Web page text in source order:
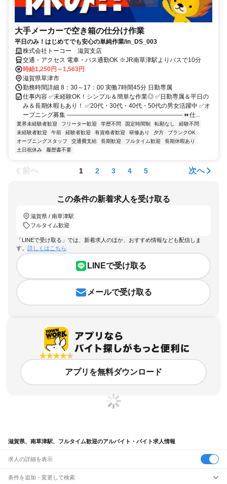
大手メーカーで空き箱の仕分け作業
平日のみ！はじめてでも安心の単純作業/in_DS_003
株式会社トーコー 滋賀支店
交通・アクセス 電車・バス通勤OK ※JR南草津駅よりバスで10分
時給1,250円～1,563円
滋賀県草津市
勤務時間詳細 8：30～17：00 実働7時間45分 日勤専属
仕事内容 ✅未経験OK！シンプル＆簡単な作業◎ ✅日勤専属＆平日の
み＆長期休暇もあり！ ✅20代・30代・40代・50代の男女活躍中 ✅オ
ープニング募集 ――――――――――――――――――― ⏩仕...
業界未経験者歓迎 フリーター歓迎 学歴不問 固定時間制 転勤なし
経験不問
未経験者歓迎
午前 経験者歓迎 有資格者歓迎 研修あり 夕方
ブランクOK
オープニングスタッフ
交通費支給 長期歓迎 フルタイム歓迎
長期休暇あり
土日祝休み
履歴書不要
前へ 1 2 3 4 5 次へ
この条件の新着求人を受け取る
滋賀県 / 南草津駅
フルタイム歓迎
「LINEで受け取る」では、新着求人のほか、おすすめ情報なども配信しま
す。 詳しくはこちら
LINEで受け取る
メールで受け取る
アプリを無料ダウンロード
滋賀県、南草津駅、フルタイム歓迎のアルバイト・バイト求人情報
求人の詳細を表示
条件を追加・変更して検索